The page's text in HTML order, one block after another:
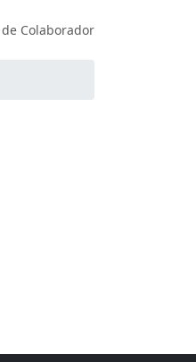
Colaborador